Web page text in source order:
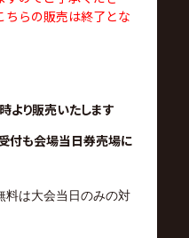
ちらの販売は終了とな
より販売いたします
付も会場当日券売場に
は大会当日のみの対